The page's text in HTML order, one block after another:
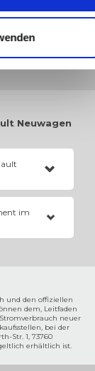
Neuwagen
(PHEV)
Full Electric
im
und den offiziellen
dem‚ Leitfaden
neuer
bei der
Str. 1, 73760
erhältlich ist.